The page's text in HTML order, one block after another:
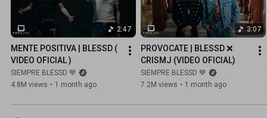
Bendita - Blessd Ft. Geezydee Macdonal - Blessd Ft. Kybba Zozo - Blessd Ft. Randy Jay Weler
Lubriderm - Blessd Ft. Kris R Mero Tote - Blessd Ft. De La Rose Que Le De (Chile) - Blessd Antioquia
- Blessd Ft. Clarent Cigarro - Blessd Ft. Jon Z & Neutro Shorty Daniela Antury - Blessd Ft. Fronti,
Blessd está recorriendo múltiples ciudades de Colombia y
ambiciosa hasta la fecha. Si vas a asistir al concierto, prepárate con
esencia pura del género urbano actual. #Blessd #ElPeorHombreDelMundo #EPHDM
#Reggaeton2026 #MusicaUrbana #CrisMJ #NeutroShorty #JonZ
2:47
MENTE POSITIVA | BLESSD (
VIDEO OFICIAL )
SIEMPRE BLESSD 💙
4.8M views • 1 month ago
3:07
PROVOCATE | BLESSD ❌
CRISMJ (VIDEO OFICIAL)
SIEMPRE BLESSD 💙
7.2M views • 1 month ago